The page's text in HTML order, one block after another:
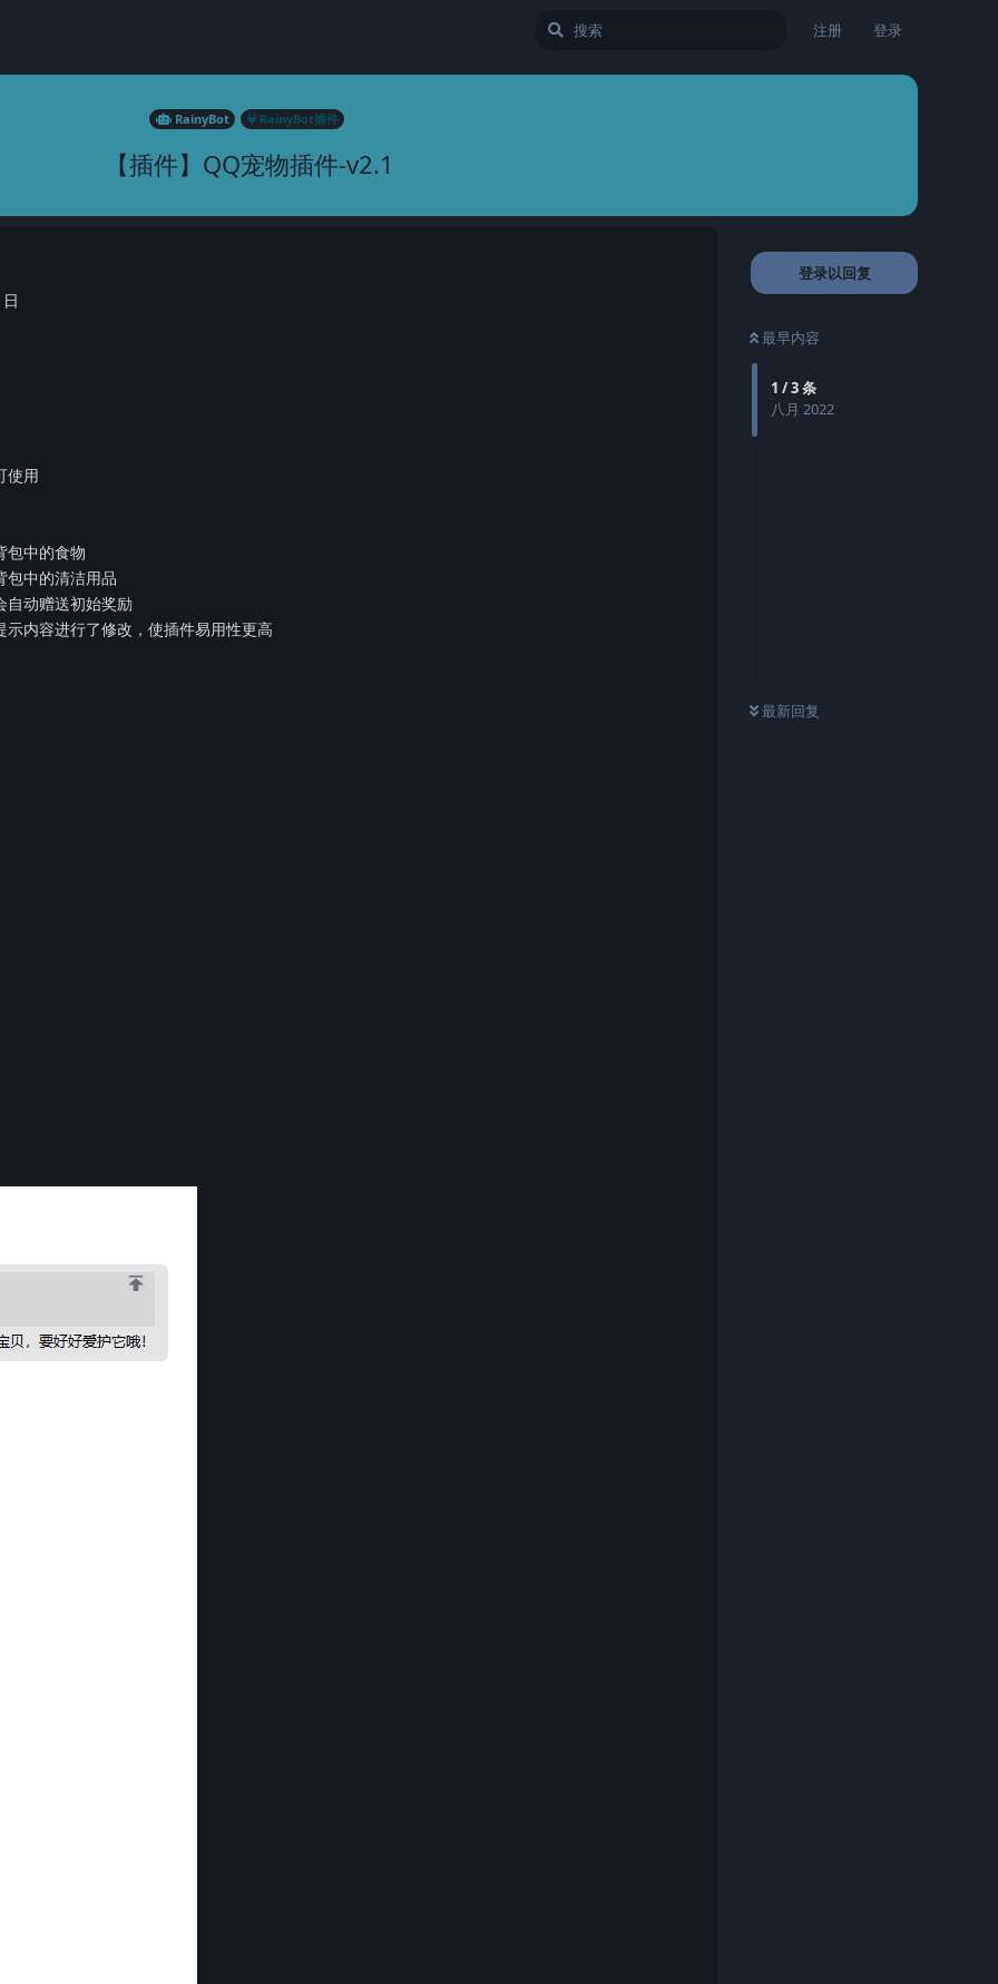
注册 登录
RainyBot RainyBot插件
【插件】QQ宠物插件-v2.1
登录以回复
最早内容
1 /3条
八月 2022
最新回复
使用
包中的食物
包中的清洁用品
自动赠送初始奖励
内容进行了修改，使插件易用性更高